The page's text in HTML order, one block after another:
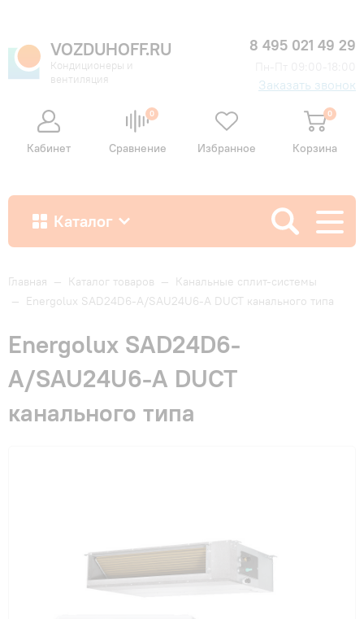
VOZDUHOFF.RU
Кондиционеры и
вентиляция
8 495 021 49 29
Заказать звонок
Кабинет
0
Сравнение Избранное
0
Корзина
Каталог
Как купить
Гарантия и сервис
Главная — Каталог товаров — Канальные сплит-системы
— Energolux SAD24D6-A/SAU24U6-A DUCT канального типа
Energolux SAD24D6-
A/SAU24U6-A DUCT
канального типа